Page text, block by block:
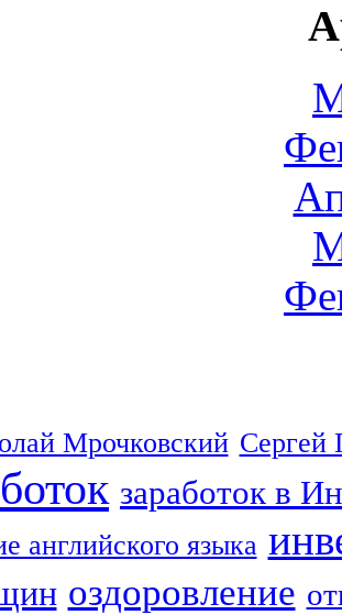
Мрочковский Сергей
заработок в
английского языка
оздоровление